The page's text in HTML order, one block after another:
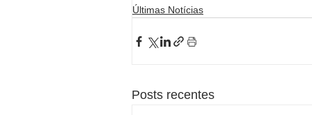
Últimas Notícias
Posts recentes